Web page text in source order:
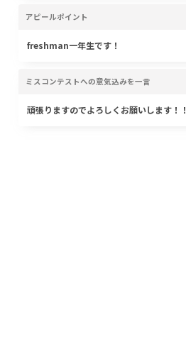
アピールポイント
freshman一年生です！
ミスコンテストへの意気込みを一言
頑張りますのでよろしくお願いします！！